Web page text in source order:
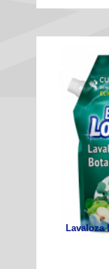
Lavaloza